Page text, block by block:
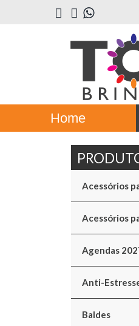
Home
Acessórios
Acessórios
Agendas
Anti-
Baldes